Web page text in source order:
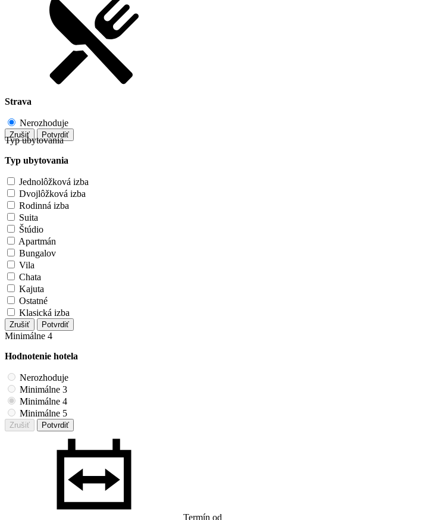
Strava
Nerozhoduje
Zrušiť Potvrdiť
Typ ubytovania
Typ ubytovania
Jednolôžková izba
Dvojlôžková izba
Rodinná izba
Suita
Štúdio
Apartmán
Bungalov
Vila
Chata
Kajuta
Ostatné
Klasická izba
Zrušiť Potvrdiť
Minimálne 4
Hodnotenie hotela
Nerozhoduje
Minimálne 3
Minimálne 4
Minimálne 5
Zrušiť Potvrdiť
Termín od